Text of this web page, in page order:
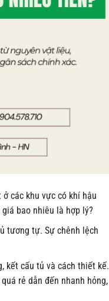
các khu vực có khí hậu
bao nhiêu là hợp lý?
tương tự. Sự chênh lệch
kết cấu tủ và cách thiết kế.
rẻ dẫn đến nhanh hỏng,